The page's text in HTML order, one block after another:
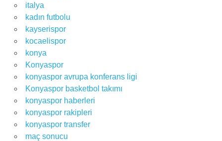
italya
kadın futbolu
kayserispor
kocaelispor
konya
Konyaspor
konyaspor avrupa konferans ligi
Konyaspor basketbol takımı
konyaspor haberleri
konyaspor rakipleri
konyaspor transfer
maç sonucu